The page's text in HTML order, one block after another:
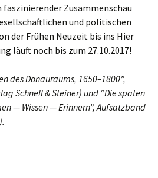
faszinierender Zusammenschau
und politischen
der Frühen Neuzeit bis ins Hier
läuft noch bis zum 27.10.2017!
des Donauraums, 1650–1800”,
Schnell & Steiner) und “Die späten
— Wissen — Erinnern”, Aufsatzband